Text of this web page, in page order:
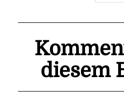
diesem